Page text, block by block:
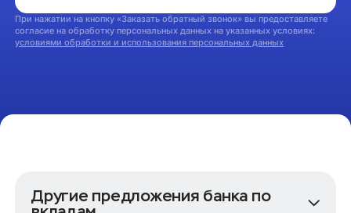
При нажатии на кнопку «Заказать обратный звонок» вы предоставляете
согласие на обработку персональных данных на указанных условиях:
условиями обработки и использования персональных данных
Другие предложения банка по